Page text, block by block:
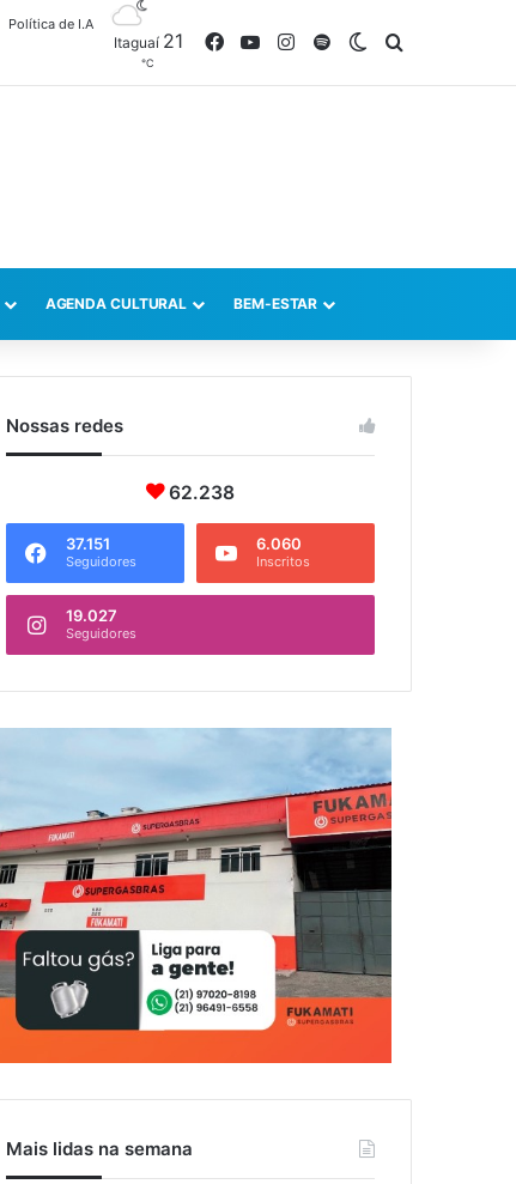
Política de I.A
Itaguaí 21
℃
FacebookYouTubeInstagram
SpotifySwitch skin
AGENDA CULTURAL BEM-ESTAR
Nossas redes
62.238
37.151
Seguidores
6.060
Inscritos
19.027
Seguidores
Mais lidas na semana